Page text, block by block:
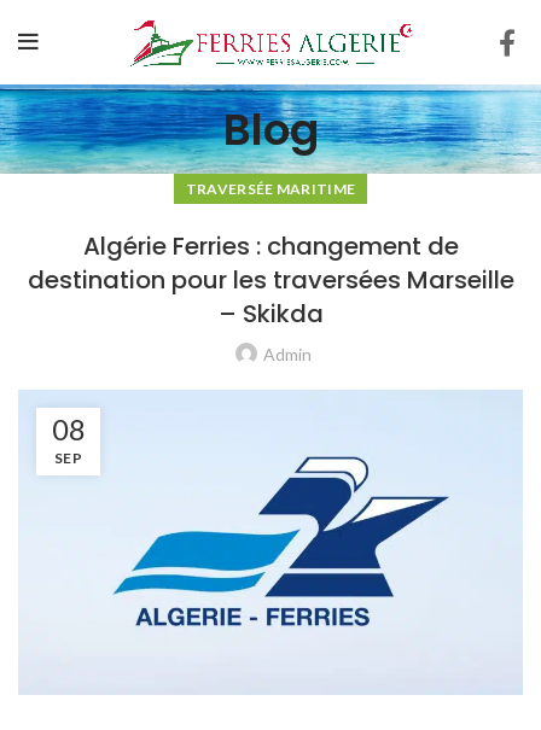
Blog
TRAVERSÉE MARITIME
Algérie Ferries : changement de
destination pour les traversées Marseille
– Skikda
Admin
08
SEP